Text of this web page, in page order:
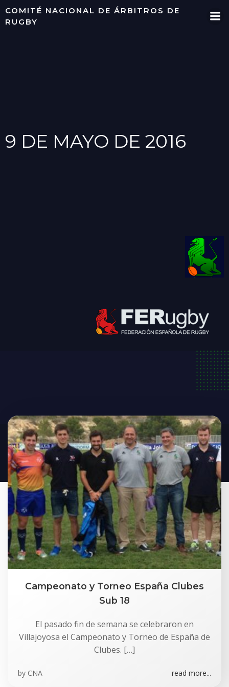
Saltar
COMITÉ NACIONAL DE ÁRBITROS DE
RUGBY
9 DE MAYO DE 2016
Campeonato y Torneo España Clubes
Sub 18
El pasado fin de semana se celebraron en
Villajoyosa el Campeonato y Torneo de España de
Clubes. […]
by CNA read more...